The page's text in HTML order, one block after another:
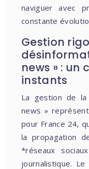
naviguer avec
constante
Gestion
news » : un
instants
La gestion de
news »
pour France 24,
la propagation
*réseaux
journalistique.